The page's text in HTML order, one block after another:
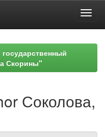
Скорины"
Соколова,